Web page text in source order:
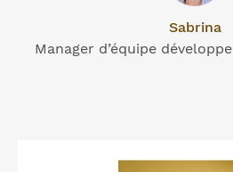
Sabrina
Manager d’équipe